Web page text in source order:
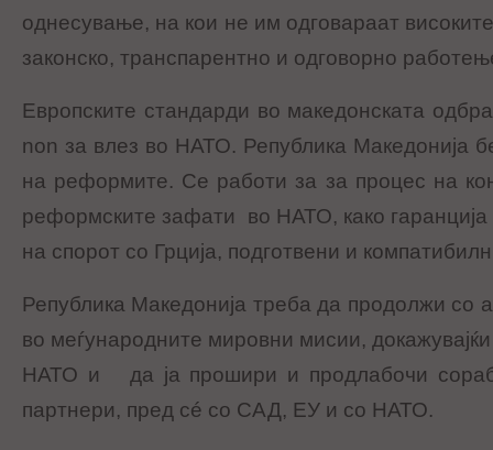
однесување, на кои не им одговараат
законско, транспарентно и одговорно
Европските стандарди во македонската
non за влез во НАТО. Република Македонија
на реформите. Се работи за за процес на
реформските зафати во НАТО, како
на спорот со Грција, подготвени и
Република Македонија треба да продолжи со
во меѓународните мировни мисии,
НАТО и да ја прошири и продлабочи
партнери, пред сé со САД, ЕУ и со НАТО.